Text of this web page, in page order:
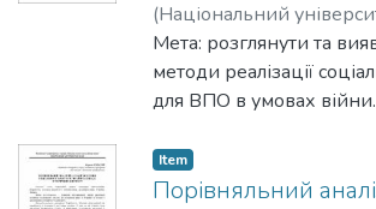
(Національний
Могилянська академія",
Максимчук, Ірина
Мета: розглянути та
методи реалізації
для ВПО в умовах війни.
Item
Порівняльний